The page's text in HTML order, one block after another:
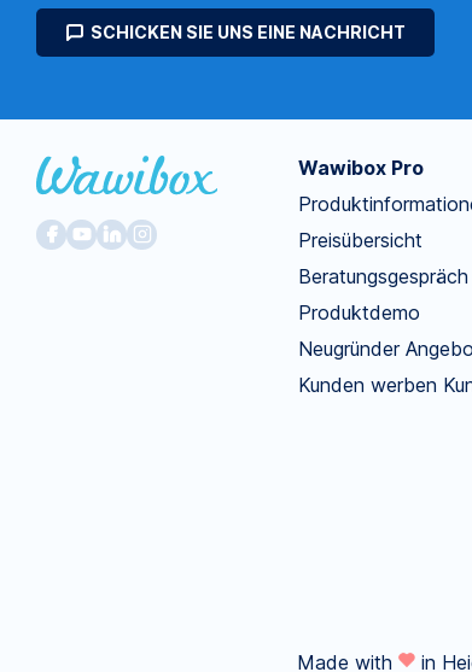
SCHICKEN SIE UNS EINE NACHRICHT
Wawibox Pro
Preisübersicht
Beratungsgespräch
Produktdemo
Neugründer
Kunden werben
Made with in